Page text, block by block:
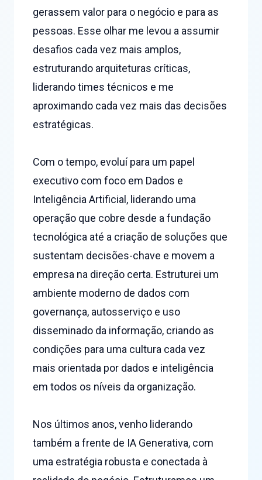
gerassem valor para o negócio e para as
pessoas. Esse olhar me levou a assumir
desafios cada vez mais amplos,
estruturando arquiteturas críticas,
liderando times técnicos e me
aproximando cada vez mais das decisões
estratégicas.
Com o tempo, evoluí para um papel
executivo com foco em Dados e
Inteligência Artificial, liderando uma
operação que cobre desde a fundação
tecnológica até a criação de soluções que
sustentam decisões-chave e movem a
empresa na direção certa. Estruturei um
ambiente moderno de dados com
governança, autosserviço e uso
disseminado da informação, criando as
condições para uma cultura cada vez
mais orientada por dados e inteligência
em todos os níveis da organização.
Nos últimos anos, venho liderando
também a frente de IA Generativa, com
uma estratégia robusta e conectada à